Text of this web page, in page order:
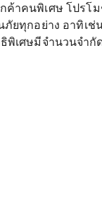
าคนพิเศษ โปรโ
ยทุกอย่าง อาทิเ
พิเศษมีจำนวนจำกั